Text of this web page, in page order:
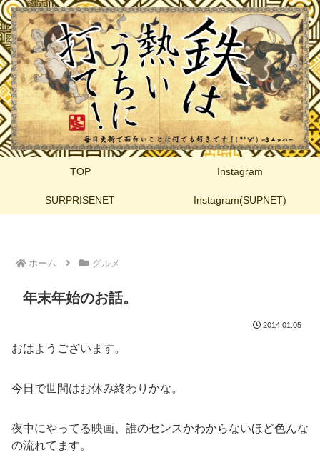
TOP Instagram
SURPRISENET Instagram(SUPNET)
ホーム グルメ
年末年始のお話。
2014.01.05
おはようございます。
今日で世間はお休み終わりかな。
夜中にやってる映画、誰のセンスかわからないほど色んな
の流れてます。